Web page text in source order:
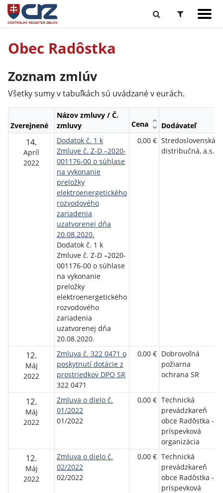
Obec Radôstka
Zoznam zmlúv
Všetky sumy v tabuľkách sú uvádzané v eurách.
Zverejnené
Názov zmluvy / Č.
zmluvy
Cena Dodávateľ
14.
Apríl
2022
Dodatok č. 1 k
Zmluve č. Z-D –2020-
001176-00 o súhlase
na vykonanie
preložky
elektroenergetického
rozvodového
zariadenia
uzatvorenej dňa
20.08.2020.
Dodatok č. 1 k
Zmluve č. Z-D –2020-
001176-00 o súhlase
na vykonanie
preložky
elektroenergetického
rozvodového
zariadenia
uzatvorenej dňa
20.08.2020.
0,00 € Stredoslovenská
distribučná, a.s.
12.
Máj
2022
Zmluva č. 322 0471 o
poskytnutí dotácie z
prostriedkov DPO SR
322 0471
0,00 € Dobrovoľná
požiarna
ochrana SR
12.
Máj
2022
Zmluva o dielo č.
01/2022
01/2022
0,00 € Technická
prevádzkareň
obce Radôstka -
príspevková
organizácia
12.
Máj
2022
Zmluva o dielo č.
02/2022
02/2022
0,00 € Technická
prevádzkareň
obce Radôstka -
príspevková